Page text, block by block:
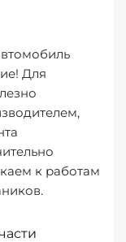
Для
к работам